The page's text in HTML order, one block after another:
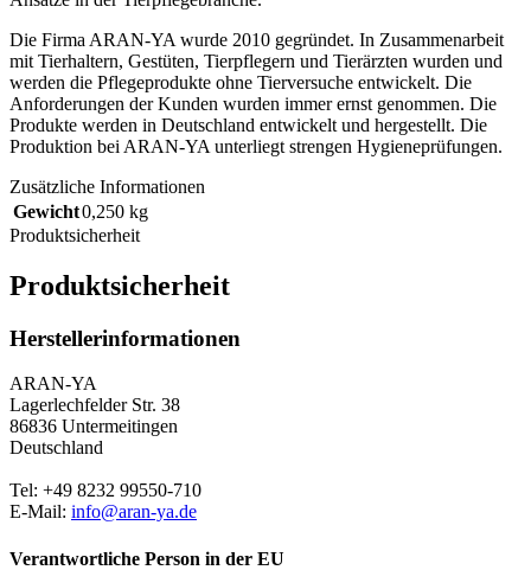
Die Firma ARAN-YA wurde 2010 gegründet. In Zusammenarbeit
mit Tierhaltern, Gestüten, Tierpflegern und Tierärzten wurden und
werden die Pflegeprodukte ohne Tierversuche entwickelt. Die
Anforderungen der Kunden wurden immer ernst genommen. Die
Produkte werden in Deutschland entwickelt und hergestellt. Die
Produktion bei ARAN-YA unterliegt strengen Hygieneprüfungen.
Zusätzliche Informationen
Gewicht0,250 kg
Produktsicherheit
Produktsicherheit
Herstellerinformationen
ARAN-YA
Lagerlechfelder Str. 38
86836 Untermeitingen
Deutschland​
Tel: +49 8232 99550-710
E-Mail: info@aran-ya.de
Verantwortliche Person in der EU